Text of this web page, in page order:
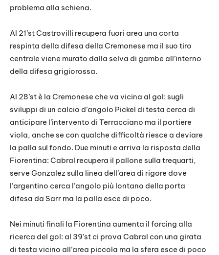
problema alla schiena.
Al 21’st Castrovilli recupera fuori area una corta
respinta della difesa della Cremonese ma il suo tiro
centrale viene murato dalla selva di gambe all’interno
della difesa grigiorossa.
Al 28’st è la Cremonese che va vicina al gol: sugli
sviluppi di un calcio d’angolo Pickel di testa cerca di
anticipare l’intervento di Terracciano ma il portiere
viola, anche se con qualche difficoltà riesce a deviare
la palla sul fondo. Due minuti e arriva la risposta della
Fiorentina: Cabral recupera il pallone sulla trequarti,
serve Gonzalez sulla linea dell’area di rigore dove
l’argentino cerca l’angolo più lontano della porta
difesa da Sarr ma la palla esce di poco.
Nei minuti finali la Fiorentina aumenta il forcing alla
ricerca del gol: al 39’st ci prova Cabral con una girata
di testa vicino all’area piccola ma la sfera esce di poco